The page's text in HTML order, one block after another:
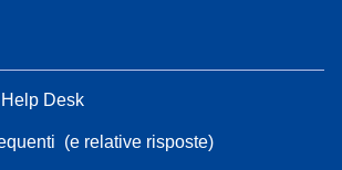
Desk
(e relative risposte)